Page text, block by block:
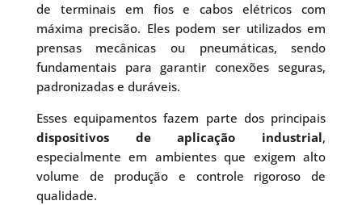
de terminais em fios e cabos elétricos com
máxima precisão. Eles podem ser utilizados em
prensas mecânicas ou pneumáticas, sendo
fundamentais para garantir conexões seguras,
padronizadas e duráveis.
Esses equipamentos fazem parte dos principais
dispositivos de aplicação industrial,
especialmente em ambientes que exigem alto
volume de produção e controle rigoroso de
qualidade.